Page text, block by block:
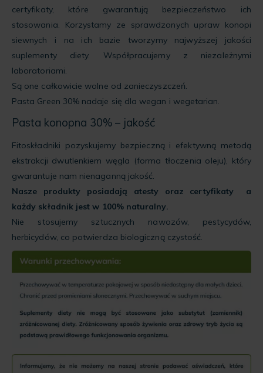
certyfikaty, które gwarantują bezpieczeństwo ich
stosowania. Korzystamy ze sprawdzonych upraw konopi
siewnych i na ich bazie tworzymy najwyższej jakości
suplementy diety. Współpracujemy z niezależnymi
laboratoriami.
Są one całkowicie wolne od zanieczyszczeń.
Pasta Green 30% nadaje się dla wegan i wegetarian.
Pasta konopna 30% – jakość
Fitoskładniki pozyskujemy bezpieczną i efektywną metodą
ekstrakcji dwutlenkiem węgla (forma tłoczenia oleju), który
gwarantuje nam nienaganną jakość.
Nasze produkty posiadają atesty oraz certyfikaty a
każdy składnik jest w 100% naturalny.
Nie stosujemy sztucznych nawozów, pestycydów,
herbicydów, co potwierdza biologiczną czystość.